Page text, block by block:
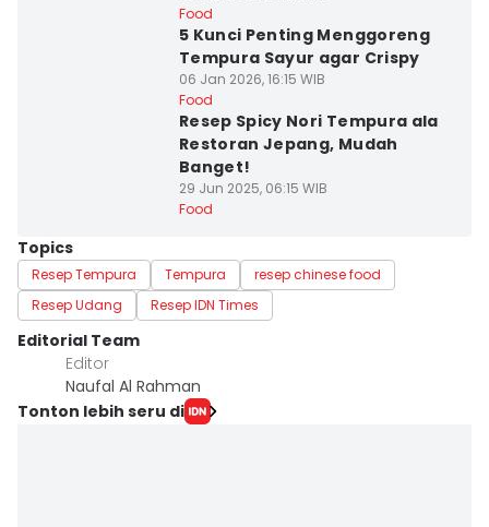
Food
5 Kunci Penting Menggoreng
Tempura Sayur agar Crispy
06 Jan 2026, 16:15 WIB
Food
Resep Spicy Nori Tempura ala
Restoran Jepang, Mudah
Banget!
29 Jun 2025, 06:15 WIB
Food
Topics
Resep Tempura Tempura
resep chinese food
Resep Udang
Resep IDN Times
Editorial Team
Editor
Naufal Al Rahman
Tonton lebih seru di